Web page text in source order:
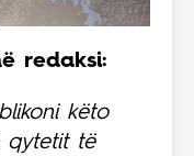
redaksi:
këto
qytetit të